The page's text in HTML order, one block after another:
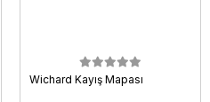
Wichard Kayış Mapası